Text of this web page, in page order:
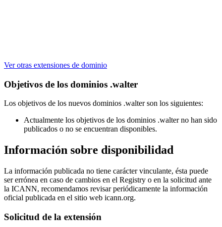
Ver otras extensiones de dominio
Objetivos de los dominios .walter
Los objetivos de los nuevos dominios .walter son los siguientes:
Actualmente los objetivos de los dominios .walter no han sido
publicados o no se encuentran disponibles.
Información sobre disponibilidad
La información publicada no tiene carácter vinculante, ésta puede
ser errónea en caso de cambios en el Registry o en la solicitud ante
la ICANN, recomendamos revisar periódicamente la información
oficial publicada en el sitio web icann.org.
Solicitud de la extensión